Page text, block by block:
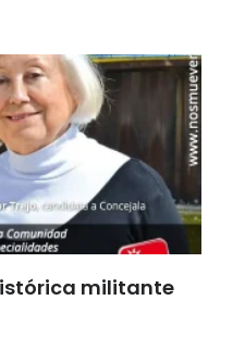
militante